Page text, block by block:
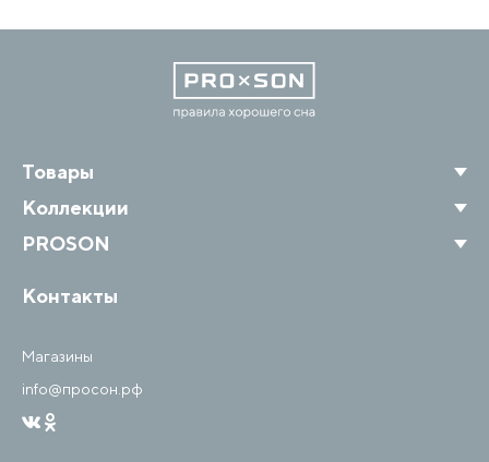
Товары
Коллекции
PROSON
Контакты
Магазины
info@просон.рф